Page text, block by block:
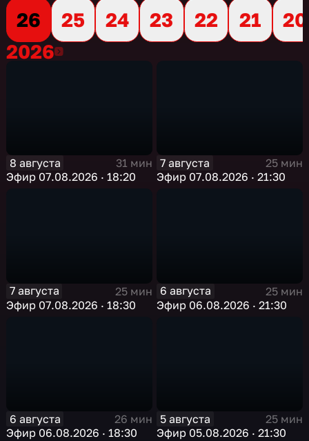
26
25 24 23 22 21
20
20262026
8 августа
31 мин
Эфир 07.08.2026 · 18:20
7 августа
25 мин
Эфир 07.08.2026 · 21:30
7 августа
25 мин
Эфир 07.08.2026 · 18:30
6 августа
25 мин
Эфир 06.08.2026 · 21:30
6 августа
26 мин
Эфир 06.08.2026 · 18:30
5 августа
25 мин
Эфир 05.08.2026 · 21:30